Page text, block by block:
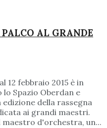
AL GRANDE
12 febbraio 2015 è in
Spazio Oberdan e
della rassegna
ai grandi maestri.
d'orchestra, un...